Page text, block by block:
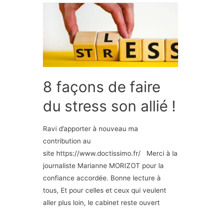
8 façons de faire
du stress son allié !
Ravi d’apporter à nouveau ma
contribution au
site https://www.doctissimo.fr/ Merci à la
journaliste Marianne MORIZOT pour la
confiance accordée. Bonne lecture à
tous, Et pour celles et ceux qui veulent
aller plus loin, le cabinet reste ouvert